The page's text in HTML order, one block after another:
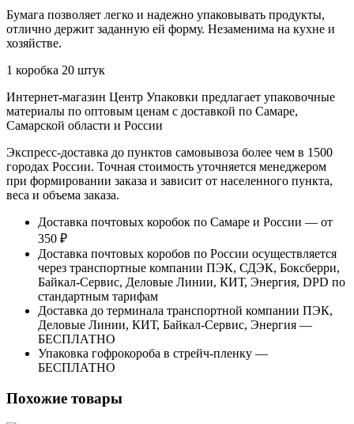
Бумага позволяет легко и надежно упаковывать продукты,
отлично держит заданную ей форму. Незаменима на кухне и
хозяйстве.
1 коробка 20 штук
Интернет-магазин Центр Упаковки предлагает упаковочные
материалы по оптовым ценам с доставкой по Самаре,
Самарской области и России
Экспресс-доставка до пунктов самовывоза более чем в 1500
городах России. Точная стоимость уточняется менеджером
при формировании заказа и зависит от населенного пункта,
веса и объема заказа.
Доставка почтовых коробок по Самаре и России — от
350 ₽
Доставка почтовых коробов по России осуществляется
через транспортные компании ПЭК, СДЭК, Боксберри,
Байкал-Сервис, Деловые Линии, КИТ, Энергия, DPD по
стандартным тарифам
Доставка до терминала транспортной компании ПЭК,
Деловые Линии, КИТ, Байкал-Сервис, Энергия —
БЕСПЛАТНО
Упаковка гофрокороба в стрейч-пленку —
БЕСПЛАТНО
Похожие товары